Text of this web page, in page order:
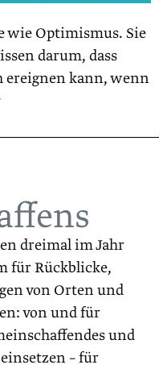
wie Optimismus. Sie
darum, dass
ereignen kann, wenn
dreimal im Jahr
für Rückblicke,
von Orten und
von und für
und
– für